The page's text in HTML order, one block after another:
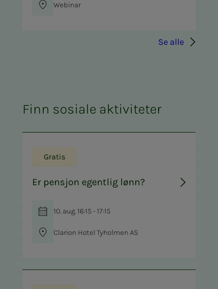
Webinar
Se alle
Finn sosiale aktiviteter
Gratis
Er pensjon egentlig lønn?
10. aug. 16:15 - 17:15
Clarion Hotel Tyholmen AS